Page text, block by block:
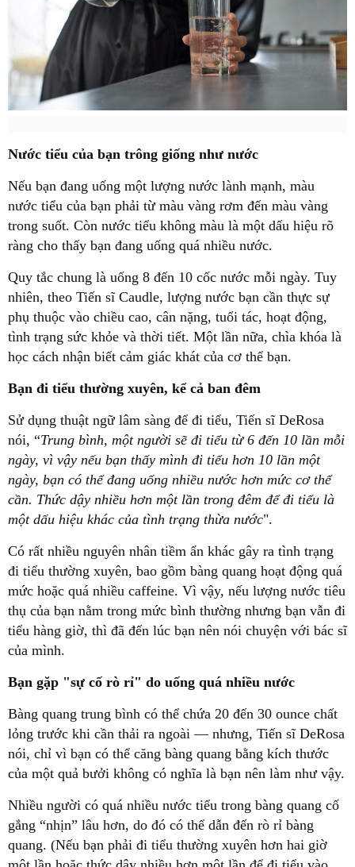
Nước tiểu của bạn trông giống như nước
Nếu bạn đang uống một lượng nước lành mạnh, màu
nước tiểu của bạn phải từ màu vàng rơm đến màu vàng
trong suốt. Còn nước tiểu không màu là một dấu hiệu rõ
ràng cho thấy bạn đang uống quá nhiều nước.
Quy tắc chung là uống 8 đến 10 cốc nước mỗi ngày. Tuy
nhiên, theo Tiến sĩ Caudle, lượng nước bạn cần thực sự
phụ thuộc vào chiều cao, cân nặng, tuổi tác, hoạt động,
tình trạng sức khỏe và thời tiết. Một lần nữa, chìa khóa là
học cách nhận biết cảm giác khát của cơ thể bạn.
Bạn đi tiểu thường xuyên, kể cả ban đêm
Sử dụng thuật ngữ lâm sàng để đi tiểu, Tiến sĩ DeRosa
nói, “Trung bình, một người sẽ đi tiểu từ 6 đến 10 lần mỗi
ngày, vì vậy nếu bạn thấy mình đi tiểu hơn 10 lần một
ngày, bạn có thể đang uống nhiều nước hơn mức cơ thể
cần. Thức dậy nhiều hơn một lần trong đêm để đi tiểu là
một dấu hiệu khác của tình trạng thừa nước".
Có rất nhiều nguyên nhân tiềm ẩn khác gây ra tình trạng
đi tiểu thường xuyên, bao gồm bàng quang hoạt động quá
mức hoặc quá nhiều caffeine. Vì vậy, nếu lượng nước tiêu
thụ của bạn nằm trong mức bình thường nhưng bạn vẫn đi
tiểu hàng giờ, thì đã đến lúc bạn nên nói chuyện với bác sĩ
của mình.
Bạn gặp "sự cố rò rỉ" do uống quá nhiều nước
Bàng quang trung bình có thể chứa 20 đến 30 ounce chất
lỏng trước khi cần thải ra ngoài — nhưng, Tiến sĩ DeRosa
nói, chỉ vì bạn có thể căng bàng quang bằng kích thước
của một quả bưởi không có nghĩa là bạn nên làm như vậy.
Nhiều người có quá nhiều nước tiểu trong bàng quang cố
gắng “nhịn” lâu hơn, do đó có thể dẫn đến rò rỉ bàng
quang. (Nếu bạn phải đi tiểu thường xuyên hơn hai giờ